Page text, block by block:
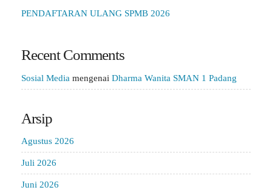
PENDAFTARAN ULANG SPMB 2026
Recent Comments
Sosial Media mengenai Dharma Wanita SMAN 1 Padang
Arsip
Agustus 2026
Juli 2026
Juni 2026